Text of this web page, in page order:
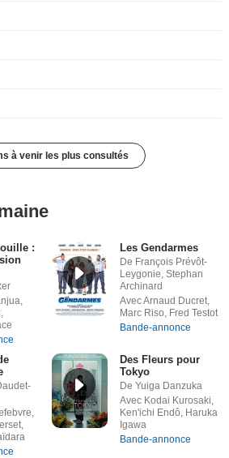
à venir les plus consultés
:
Les Gendarmes
De François Prévôt-
Leygonie, Stephan
Archinard
Avec Arnaud Ducret,
Marc Riso, Fred Testot
Bande-annonce
Des Fleurs pour
Tokyo
De Yuiga Danzuka
Avec Kodai Kurosaki,
Ken'ichi Endô, Haruka
Igawa
Bande-annonce